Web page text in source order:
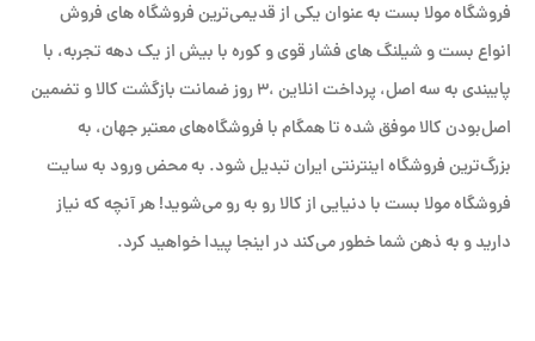
فروشگاه مولا بست به عنوان یکی از قدیمی‌ترین فروشگاه های فروش
انواع بست و شیلنگ های فشار قوی و کوره با بیش از یک دهه تجربه، با
پایبندی به سه اصل، پرداخت انلاین ،۳ روز ضمانت بازگشت کالا و تضمین
اصل‌بودن کالا موفق شده تا همگام با فروشگاه‌های معتبر جهان، به
بزرگ‌ترین فروشگاه اینترنتی ایران تبدیل شود. به محض ورود به سایت
فروشگاه مولا بست با دنیایی از کالا رو به رو می‌شوید! هر آنچه که نیاز
دارید و به ذهن شما خطور می‌کند در اینجا پیدا خواهید کرد.